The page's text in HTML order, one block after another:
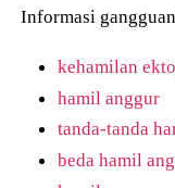
Informasi
kehamilan
hamil anggur
tanda-tanda
beda hamil